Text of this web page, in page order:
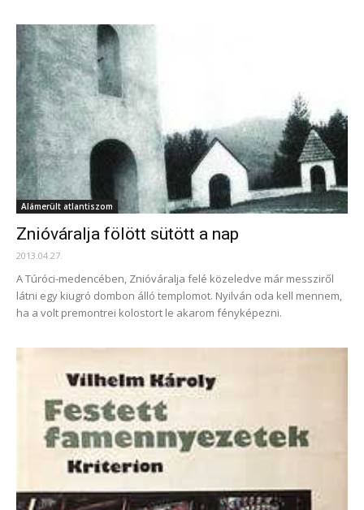
Alámerült atlantiszom
Znióváralja fölött sütött a nap
2013.04.27.
A Túróci-medencében, Znióváralja felé közeledve már messziről
látni egy kiugró dombon álló templomot. Nyilván oda kell mennem,
ha a volt premontrei kolostort le akarom fényképezni.